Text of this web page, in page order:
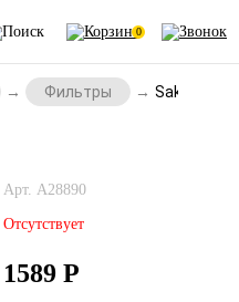
0
Фильтры Sakura
Арт. A28890
Отсутствует
1589 Р